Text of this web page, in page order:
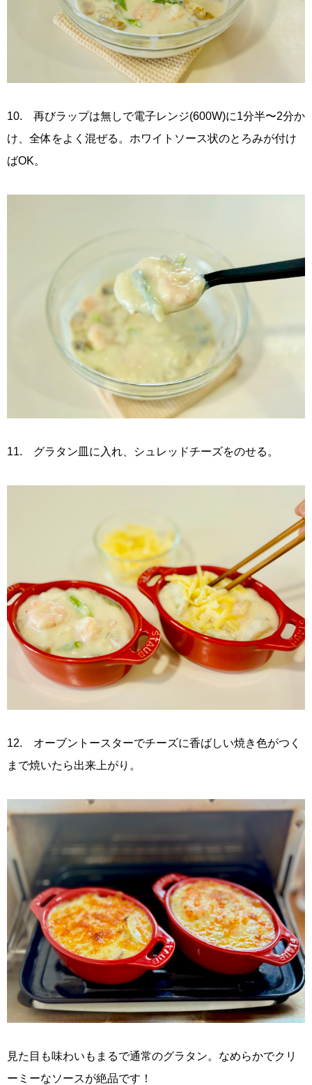
10. 再びラップは無しで電子レンジ(600W)に1分半〜2分か
け、全体をよく混ぜる。ホワイトソース状のとろみが付け
ばOK。
11. グラタン皿に入れ、シュレッドチーズをのせる。
12. オーブントースターでチーズに香ばしい焼き色がつく
まで焼いたら出来上がり。
見た目も味わいもまるで通常のグラタン。なめらかでクリ
ーミーなソースが絶品です！